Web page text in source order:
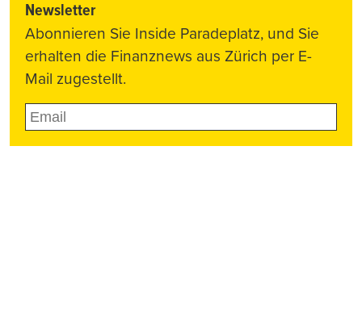
Newsletter
Abonnieren Sie Inside Paradeplatz, und Sie
erhalten die Finanznews aus Zürich per E-
Mail zugestellt.